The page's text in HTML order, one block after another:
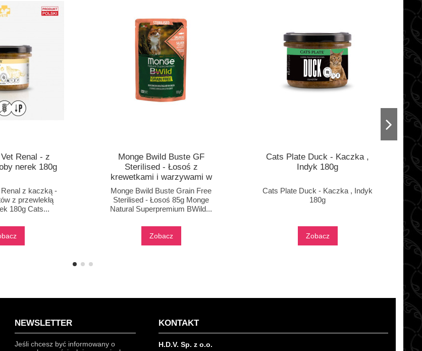
Renal - z
nerek 180g
z kaczką -
z przewlekłą
180g Cats...
Monge Bwild Buste GF
Sterilised - Łosoś z
krewetkami i warzywami w
sosie 85g
Monge Bwild Buste Grain Free
Sterilised - Łosoś 85g Monge
Natural Superpremium BWild...
Zobacz
Cats Plate Duck - Kaczka ,
Indyk 180g
Cats Plate Duck - Kaczka , Indyk
180g
Zobacz
NEWSLETTER
Jeśli chcesz być informowany o
KONTAKT
H.D.V. Sp. z o.o.